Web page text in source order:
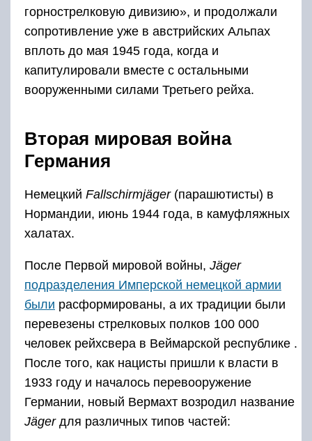
горнострелковую дивизию», и продолжали
сопротивление уже в австрийских Альпах
вплоть до мая 1945 года, когда и
капитулировали вместе с остальными
вооруженными силами Третьего рейха.
Вторая мировая война
Германия
Немецкий Fallschirmjäger(парашютисты) в
Нормандии, июнь 1944 года, в камуфляжных
халатах.
После Первой мировой войны, Jäger
подразделения Имперской немецкой армии
были расформированы, а их традиции были
перевезены стрелковых полков 100 000
человек рейхсвера в Веймарской республике .
После того, как нацисты пришли к власти в
1933 году и началось перевооружение
Германии, новый Вермахт возродил название
Jägerдля различных типов частей: